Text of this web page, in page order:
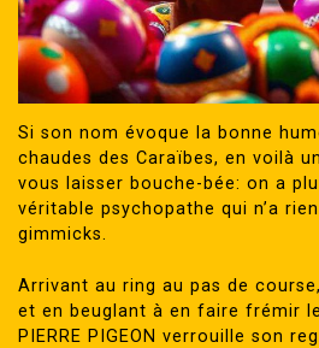
Si son nom évoque la bonne
chaudes des Caraïbes, en voilà
vous laisser bouche-bée: on a
véritable psychopathe qui n’a
gimmicks.
Arrivant au ring au pas de
et en beuglant à en faire frémir
PIERRE PIGEON verrouille son